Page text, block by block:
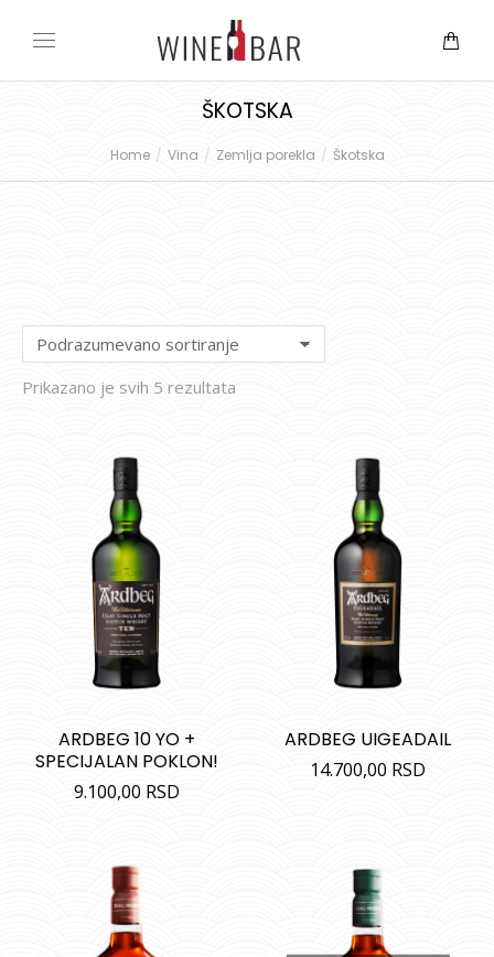
ŠKOTSKA
You are here:
Home Vina Zemlja porekla Škotska
Prikazano je svih 5 rezultata
ARDBEG 10 YO +
SPECIJALAN POKLON!
9.100,00 RSD
ARDBEG UIGEADAIL
14.700,00 RSD